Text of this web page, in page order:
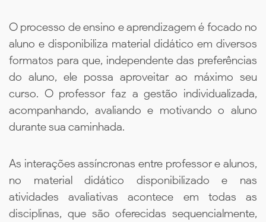
O processo de ensino e aprendizagem é focado no
aluno e disponibiliza material didático em diversos
formatos para que, independente das preferências
do aluno, ele possa aproveitar ao máximo seu
curso. O professor faz a gestão individualizada,
acompanhando, avaliando e motivando o aluno
durante sua caminhada.
As interações assíncronas entre professor e alunos,
no material didático disponibilizado e nas
atividades avaliativas acontece em todas as
disciplinas, que são oferecidas sequencialmente,